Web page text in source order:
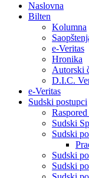
Naslovna
Bilten
Kolumna
e-Veritas
Hronika
Autorski
D.I.C.
e-Veritas
Sudski postupci
Sudski
Sudski
Sudski
Sudski